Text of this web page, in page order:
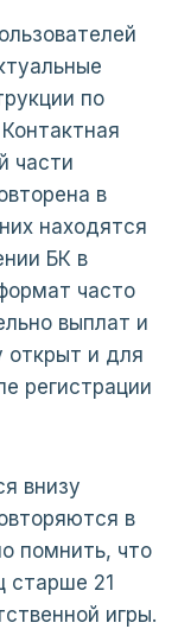
по
части
в
находятся
БК в
часто
выплат и
открыт и для
регистрации
внизу
в
помнить, что
старше 21
игры.